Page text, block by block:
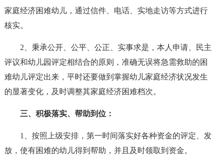
家庭经济困难幼儿，通过信件、电话、实地走访等方式进行
核实。
2、秉承公开、公平、公正、实事求是，本人申请、民主
评议和幼儿园评定相结合的原则，准确无误将急需救助的困
难幼儿评定出来，平时还要做到掌握幼儿家庭经济状况发生
的显著变化，及时调整其家庭经济困难档次。
三、积极落实、帮助到位：
1、按照上级安排，第一时间落实好各种资金的评定、发
放，使有困难的幼儿得到帮助，并且及时领取到资金。